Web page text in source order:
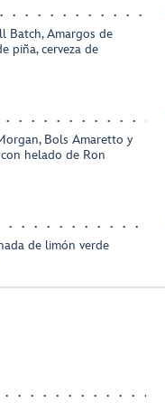
Batch, Amargos de
piña, cerveza de
Bols Amaretto y
helado de Ron
de limón verde